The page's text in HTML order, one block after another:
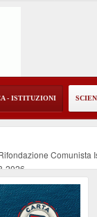
- ISTITUZIONI
Comunista
2026
aperte per la
-06-08-2026
il conducente-06-